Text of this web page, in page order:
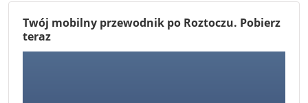
Twój mobilny przewodnik po Roztoczu. Pobierz
teraz